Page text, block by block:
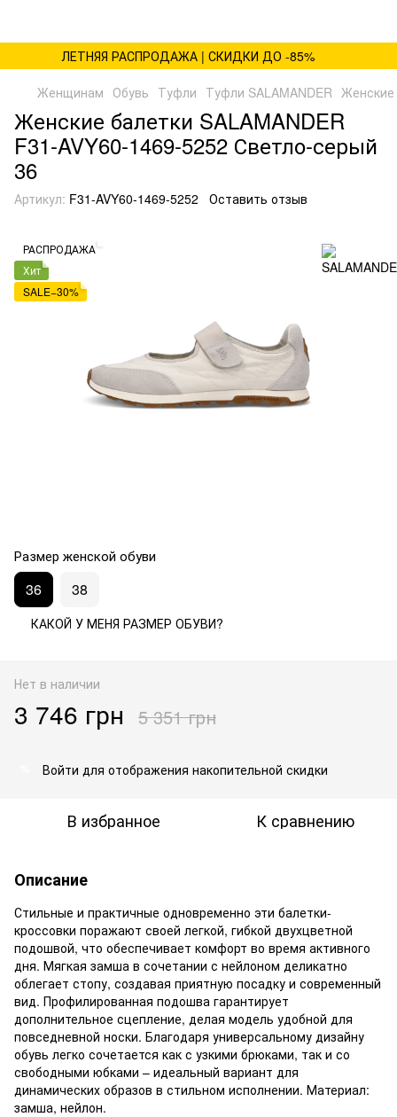
ЛЕТНЯЯ РАСПРОДАЖА | СКИДКИ ДО -85%
Женщинам Обувь Туфли Туфли SALAMANDER Женские
Женские балетки SALAMANDER
F31-AVY60-1469-5252 Светло-серый
36
Артикул: F31-AVY60-1469-5252 Оставить отзыв
РАСПРОДАЖА
Хит
SALE−30%
Размер женской обуви
36 38
КАКОЙ У МЕНЯ РАЗМЕР ОБУВИ?
Нет в наличии
3 746 грн 5 351 грн
Войти для отображения накопительной скидки
В избранное К сравнению
Описание
Стильные и практичные одновременно эти балетки-
кроссовки поражают своей легкой, гибкой двухцветной
подошвой, что обеспечивает комфорт во время активного
дня. Мягкая замша в сочетании с нейлоном деликатно
облегает стопу, создавая приятную посадку и современный
вид. Профилированная подошва гарантирует
дополнительное сцепление, делая модель удобной для
повседневной носки. Благодаря универсальному дизайну
обувь легко сочетается как с узкими брюками, так и со
свободными юбками – идеальный вариант для
динамических образов в стильном исполнении. Материал:
замша, нейлон.